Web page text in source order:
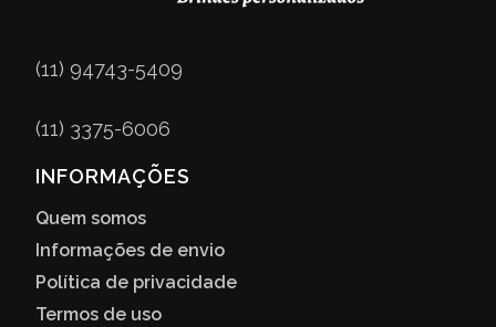
(11) 94743-5409
(11) 3375-6006
INFORMAÇÕES
Quem somos
Informações de envio
Política de privacidade
Termos de uso